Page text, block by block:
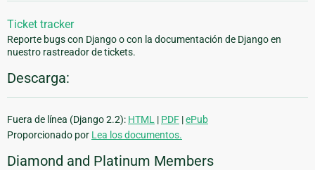
Ticket tracker
Reporte bugs con Django o con la documentación de Django en
nuestro rastreador de tickets.
Descarga:
Fuera de línea (Django 2.2): HTML | PDF |ePub
Proporcionado por Lea los documentos.
Diamond and Platinum Members